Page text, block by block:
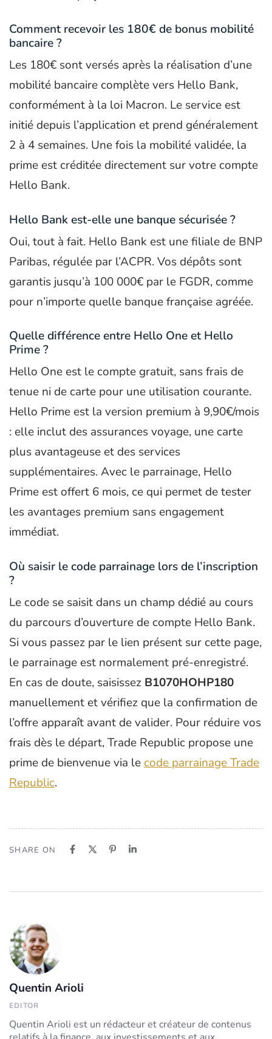
Comment recevoir les 180€ de bonus mobilité
bancaire ?
Les 180€ sont versés après la réalisation d’une
mobilité bancaire complète vers Hello Bank,
conformément à la loi Macron. Le service est
initié depuis l’application et prend généralement
2 à 4 semaines. Une fois la mobilité validée, la
prime est créditée directement sur votre compte
Hello Bank.
Hello Bank est-elle une banque sécurisée ?
Oui, tout à fait. Hello Bank est une filiale de BNP
Paribas, régulée par l’ACPR. Vos dépôts sont
garantis jusqu’à 100 000€ par le FGDR, comme
pour n’importe quelle banque française agréée.
Quelle différence entre Hello One et Hello
Prime ?
Hello One est le compte gratuit, sans frais de
tenue ni de carte pour une utilisation courante.
Hello Prime est la version premium à 9,90€/mois
: elle inclut des assurances voyage, une carte
plus avantageuse et des services
supplémentaires. Avec le parrainage, Hello
Prime est offert 6 mois, ce qui permet de tester
les avantages premium sans engagement
immédiat.
Où saisir le code parrainage lors de l’inscription
?
Le code se saisit dans un champ dédié au cours
du parcours d’ouverture de compte Hello Bank.
Si vous passez par le lien présent sur cette page,
le parrainage est normalement pré-enregistré.
En cas de doute, saisissez B1070HOHP180
manuellement et vérifiez que la confirmation de
l’offre apparaît avant de valider. Pour réduire vos
frais dès le départ, Trade Republic propose une
prime de bienvenue via le code parrainage Trade
Republic.
SHARE ON
Quentin Arioli
EDITOR
Quentin Arioli est un rédacteur et créateur de contenus